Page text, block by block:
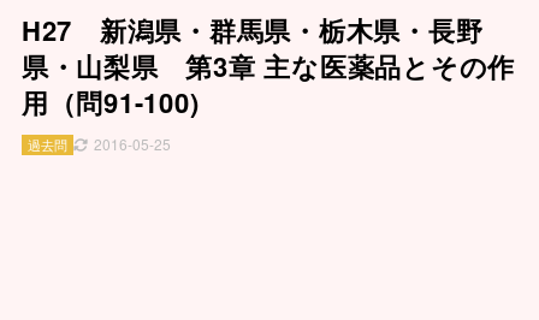
H27 新潟県・群馬県・栃木県・長野
県・山梨県 第3章 主な医薬品とその作
用（問91-100)
2016-05-25
過去問